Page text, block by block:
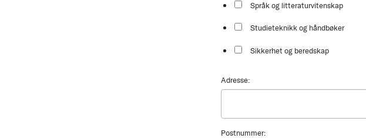
Språk og litteraturvitenskap
Studieteknikk og håndbøker
Sikkerhet og beredskap
Adresse:
Postnummer: